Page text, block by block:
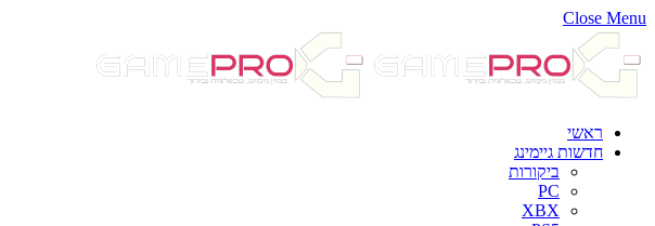
Close Menu
ראשי
חדשות גיימינג
ביקורות
PC
XBX